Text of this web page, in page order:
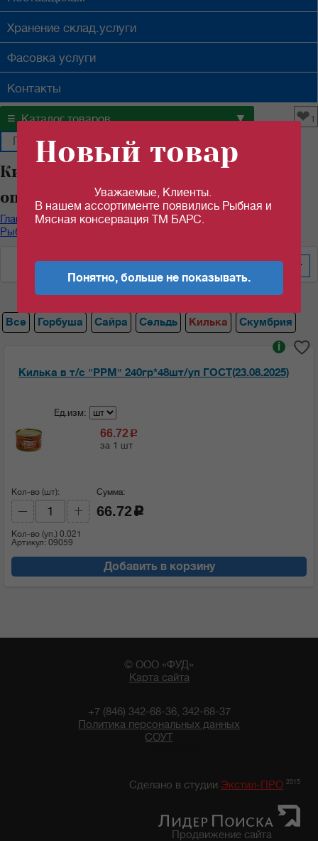
Хранение склад.услуги
Фасовка услуги
Контакты
≡ Каталог товаров ▼ ❤1
Килька "РУССКИЙ РЫБНЫЙ МИР"
оптом в Самаре
Главная/ Каталог продуктов/ Рыбные консервы
Рыбные консервы "РУССКИЙ РЫБНЫЙ МИР"
100
Все Горбуша Сайра Сельдь Килька Скумбрия
Килька в т/с "РРМ" 240гр*48шт/уп ГОСТ(23.08.2025)
i
Ед.изм:
66.72 c
за 1 шт
Кол-во (шт):
Кол-во (уп.) 0.021
Артикул: 09059
Сумма:
66.72 c
Добавить в корзину
© ООО «ФУД»
Карта сайта
+7 (846) 342-68-36, 342-68-37
Политика персональных данных
СОУТ
Сделано в студии Экстил-ПРО 2015
Продвижение сайта
Новый товар
Уважаемые, Клиенты.
В нашем ассортименте появились Рыбная и
Мясная консервация ТМ БАРС.
Понятно, больше не показывать.